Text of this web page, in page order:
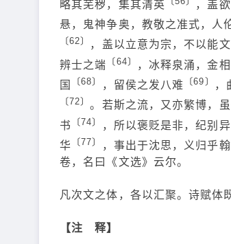
略其芜秽，集其清英
，盖
悬，鬼神争奥，教敬之准式，人
〔62〕 ，盖以立意为宗，不以能
辨士之端 〔64〕 ，冰释泉涌，金
国
〔68〕 ，留侯之发八难 〔69〕 ，
〔72〕 。若斯之流，又亦繁博，
书
〔74〕 ，所以褒贬是非，纪别异
华 〔77〕 ，事出于沈思，义归乎
卷，名曰《文选》云尔。
凡次文之体，各以汇聚。诗赋体
【注 释】